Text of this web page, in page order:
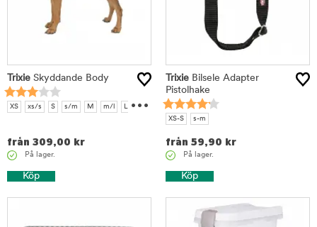
Trixie Skyddande Body
XS xs/s S s/m M m/l
L ...
från 309,00 kr
På lager.
Köp
Trixie Bilsele Adapter
Pistolhake
XS-S s-m
från 59,90 kr
På lager.
Köp